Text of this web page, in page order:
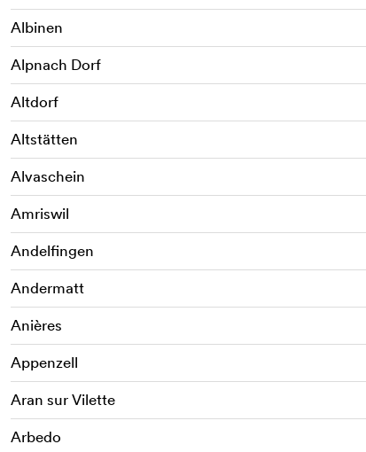
Albinen
Alpnach Dorf
Altdorf
Altstätten
Alvaschein
Amriswil
Andelfingen
Andermatt
Anières
Appenzell
Aran sur Vilette
Arbedo